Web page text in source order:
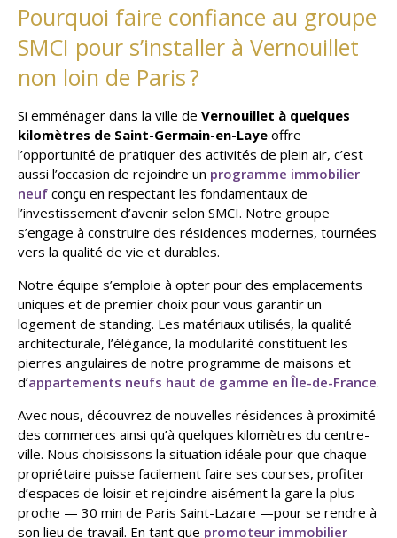
Pourquoi faire confiance au groupe
SMCI pour s’installer à Vernouillet
non loin de Paris ?
Si emménager dans la ville de Vernouillet à quelques
kilomètres de Saint-Germain-en-Laye offre
l’opportunité de pratiquer des activités de plein air, c’est
aussi l’occasion de rejoindre un programme immobilier
neuf conçu en respectant les fondamentaux de
l’investissement d’avenir selon SMCI. Notre groupe
s’engage à construire des résidences modernes, tournées
vers la qualité de vie et durables.
Notre équipe s’emploie à opter pour des emplacements
uniques et de premier choix pour vous garantir un
logement de standing. Les matériaux utilisés, la qualité
architecturale, l’élégance, la modularité constituent les
pierres angulaires de notre programme de maisons et
d’appartements neufs haut de gamme en Île-de-France.
Avec nous, découvrez de nouvelles résidences à proximité
des commerces ainsi qu’à quelques kilomètres du centre-
ville. Nous choisissons la situation idéale pour que chaque
propriétaire puisse facilement faire ses courses, profiter
d’espaces de loisir et rejoindre aisément la gare la plus
proche — 30 min de Paris Saint-Lazare —pour se rendre à
son lieu de travail. En tant que promoteur immobilier